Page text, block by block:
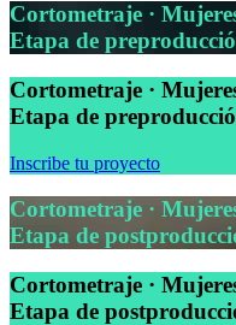
Cortometraje ·
Etapa de
Cortometraje ·
Etapa de
Inscribe tu proyecto
Cortometraje ·
Etapa de
Cortometraje ·
Etapa de